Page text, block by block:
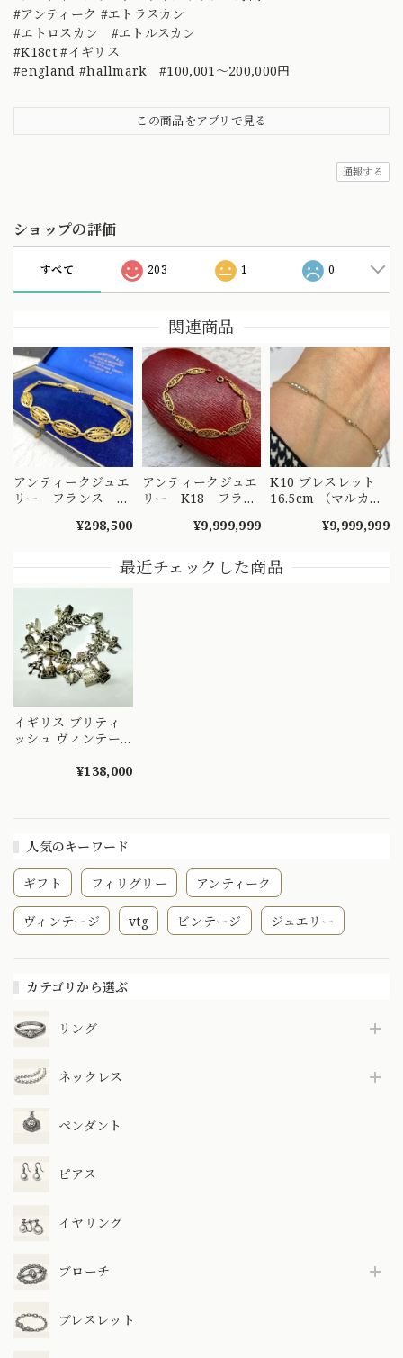
人気のキーワード
ギフト フィリグリー アンティーク
ヴィンテージ vtg ビンテージ ジュエリー
カテゴリから選ぶ
リング
ネックレス
ペンダント
ピアス
イヤリング
ブローチ
ブレスレット
#アンティーク #エトラスカン
#エトロスカン #エトルスカン
#K18ct #イギリス
#england #hallmark #100,001～200,000円
この商品をアプリで見る
通報する
ショップの評価
すべて 203 1 0
関連商品
アンティークジュエ
リー フランス ア
ィリグリー ブレス
が花開いた時代のき
らめきをあなたに〜
¥298,500
アンティークジュエ
リー K18 フラン
ィリグリー ブレス
時代の高貴な愛と優
美さ〜DBT00029
¥9,999,999
K10 ブレスレット
16.5cm （マルカン
ール ステーション
OBT00003
¥9,999,999
最近チェックした商品
イギリス ブリティ
ッシュ ヴィンテー
ム ブレスレット
チャーム付きブレス
レット〜 DBT00017
¥138,000